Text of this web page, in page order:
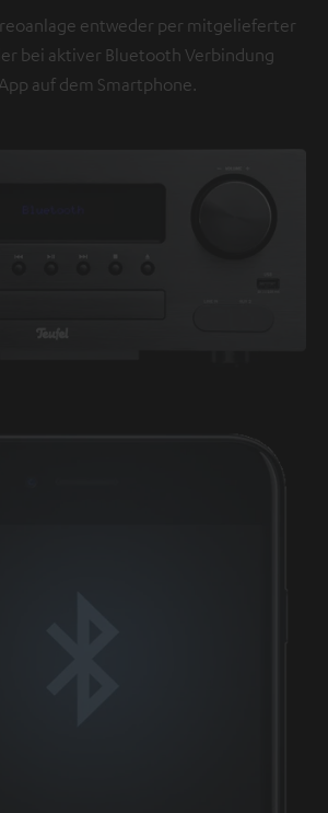
entweder per mitgelieferter
bei aktiver Bluetooth Verbindung
auf dem Smartphone.